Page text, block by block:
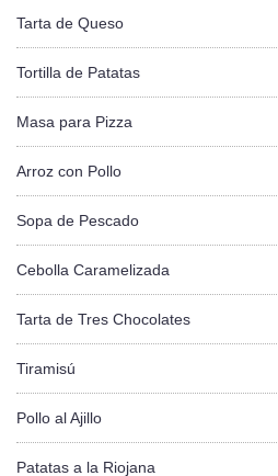
Tarta de Queso
Tortilla de Patatas
Masa para Pizza
Arroz con Pollo
Sopa de Pescado
Cebolla Caramelizada
Tarta de Tres Chocolates
Tiramisú
Pollo al Ajillo
Patatas a la Riojana